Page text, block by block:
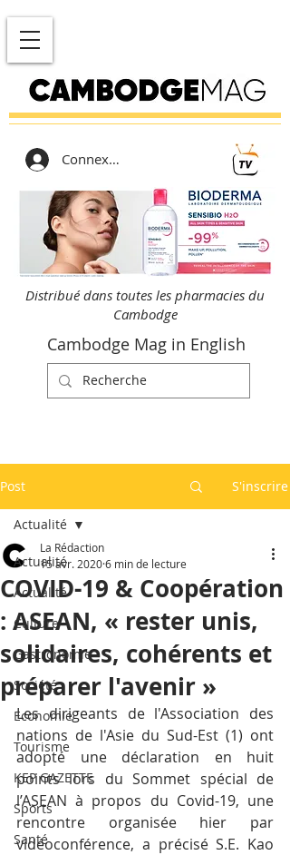
Connexion
Distribué dans toutes les pharmacies du
Cambodge
Cambodge Mag in English
Post S'inscrire
Actualité
Actualité
Culture
Gastronomie
Société
Economie
Tourisme
KEP GAZETTE
Sports
Santé
Actualité
COVID-19 & Coopération
: ASEAN, « rester unis,
solidaires, cohérents et
préparer l'avenir »
La Rédaction
15 avr. 20206 min de lecture
Les dirigeants de l'Association des
nations de l'Asie du Sud-Est (1) ont
adopté une déclaration en huit
points lors du Sommet spécial de
l’ASEAN à propos du Covid-19, une
rencontre organisée hier par
vidéoconférence, a précisé S.E. Kao